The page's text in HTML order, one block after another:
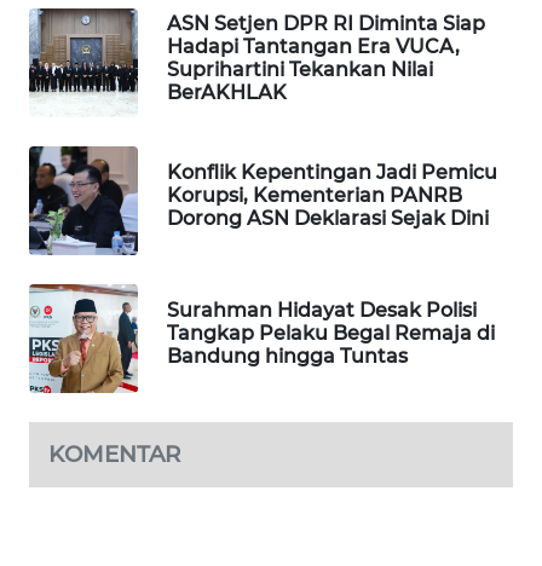
ASN Setjen DPR RI Diminta Siap
Hadapi Tantangan Era VUCA,
Suprihartini Tekankan Nilai
BerAKHLAK
Konflik Kepentingan Jadi Pemicu
Korupsi, Kementerian PANRB
Dorong ASN Deklarasi Sejak Dini
Surahman Hidayat Desak Polisi
Tangkap Pelaku Begal Remaja di
Bandung hingga Tuntas
KOMENTAR
KONSUMEN
LISTRIK
KELISTRIKAN
WALINKI
ID
MAWAKA
ID